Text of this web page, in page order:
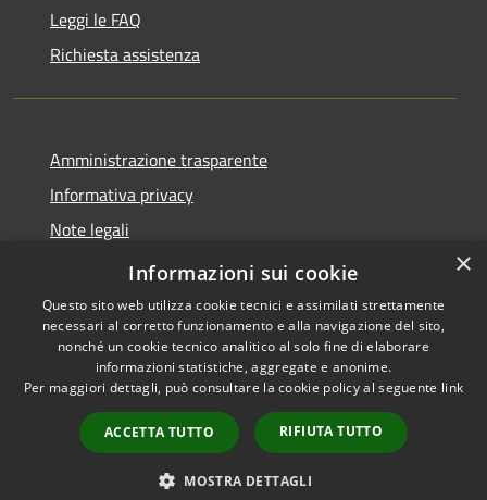
Leggi le FAQ
Richiesta assistenza
Amministrazione trasparente
Informativa privacy
Note legali
Dichiarazione di accessibilità
Accessibilità
Copyright © 2026 • Comune di
Carnate • Powered by
Municipium•
Accesso
redazione
×
Informazioni sui cookie
Questo sito web utilizza cookie tecnici e assimilati strettamente
necessari al corretto funzionamento e alla navigazione del sito,
nonché un cookie tecnico analitico al solo fine di elaborare
informazioni statistiche, aggregate e anonime.
Per maggiori dettagli, può consultare la cookie policy al seguente link
ACCETTA TUTTO RIFIUTA TUTTO
MOSTRA DETTAGLI